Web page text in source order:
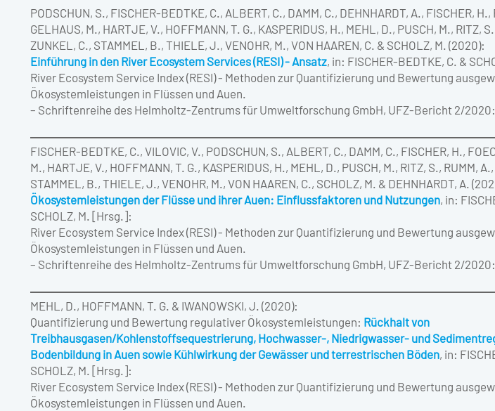
PODSCHUN, S., FISCHER-BEDTKE, C., ALBERT, C., DAMM, C., DEHNHARDT, A., FISCHER, H.,
GELHAUS, M., HARTJE, V., HOFFMANN, T. G., KASPERIDUS, H., MEHL, D., PUSCH, M., RITZ,
ZUNKEL, C., STAMMEL, B., THIELE, J., VENOHR, M., VON HAAREN, C. & SCHOLZ, M. (2020):
Einführung in den River Ecosystem Services (RESI) ‐ Ansatz, in: FISCHER-BEDTKE, C. &
River Ecosystem Service Index (RESI) ‐ Methoden zur Quantifizierung und Bewertung
Ökosystemleistungen in Flüssen und Auen.
– Schriftenreihe des Helmholtz-Zentrums für Umweltforschung GmbH, UFZ-Bericht 2/
FISCHER-BEDTKE, C., VILOVIC, V., PODSCHUN, S., ALBERT, C., DAMM, C., FISCHER, H.,
M., HARTJE, V., HOFFMANN, T. G., KASPERIDUS, H., MEHL, D., PUSCH, M., RITZ, S., RUMM,
STAMMEL, B., THIELE, J., VENOHR, M., VON HAAREN, C., SCHOLZ, M. & DEHNHARDT, A.
Ökosystemleistungen der Flüsse und ihrer Auen: Einflussfaktoren und Nutzungen, in:
SCHOLZ, M. [Hrsg.]:
River Ecosystem Service Index (RESI) ‐ Methoden zur Quantifizierung und Bewertung
Ökosystemleistungen in Flüssen und Auen.
– Schriftenreihe des Helmholtz-Zentrums für Umweltforschung GmbH, UFZ-Bericht 2/2020:
MEHL, D., HOFFMANN, T. G. & IWANOWSKI, J. (2020):
Quantifizierung und Bewertung regulativer Ökosystemleistungen: Rückhalt von
Treibhausgasen/Kohlenstoffsequestrierung, Hochwasser‐, Niedrigwasser‐ und
Bodenbildung in Auen sowie Kühlwirkung der Gewässer und terrestrischen Böden, in:
SCHOLZ, M. [Hrsg.]:
River Ecosystem Service Index (RESI) ‐ Methoden zur Quantifizierung und Bewertung
Ökosystemleistungen in Flüssen und Auen.